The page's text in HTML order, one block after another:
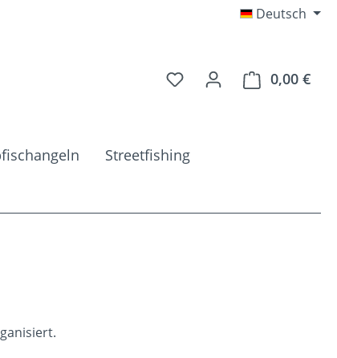
Deutsch
Du hast 0 Produkte auf
0,00 €
Streetfishing